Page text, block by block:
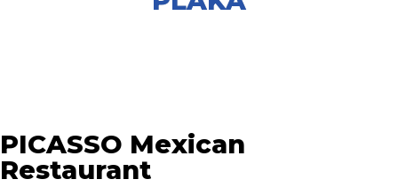
PICASSO Mexican
Restaurant